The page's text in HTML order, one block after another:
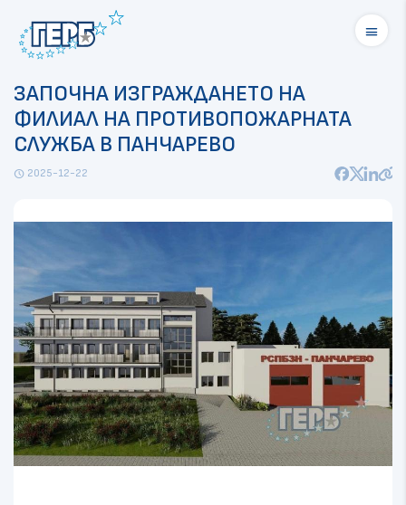
menu
ЗАПОЧНА ИЗГРАЖДАНЕТО НА
ФИЛИАЛ НА ПРОТИВОПОЖАРНАТА
СЛУЖБА В ПАНЧАРЕВО
schedule 2025-12-22